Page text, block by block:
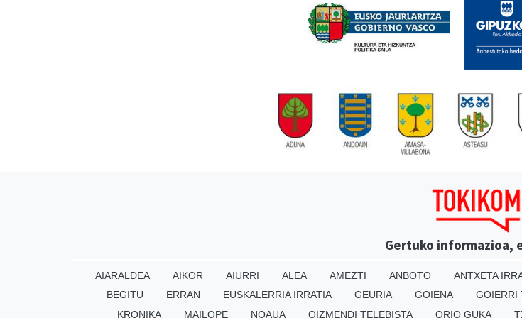
Gertuko informazioa,
AIARALDEA AIKOR AIURRI ALEA AMEZTI ANBOTO ANTXETA
BEGITU
ERRAN EUSKALERRIA IRRATIA GEURIA GOIENA GOIERRI
KRONIKA
MAILOPE NOAUA OIZMENDI TELEBISTA ORIO GUKA